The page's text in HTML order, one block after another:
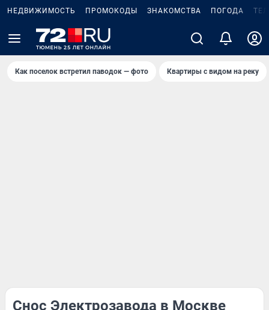
НЕДВИЖИМОСТЬ ПРОМОКОДЫ ЗНАКОМСТВА ПОГОДА
Как поселок встретил паводок — фото Квартиры с видом на реку
Снос Электрозавода в Москве